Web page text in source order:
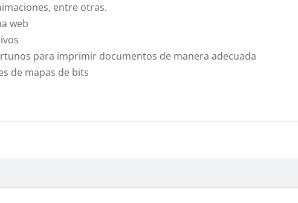
entre otras.
web
para imprimir documentos de manera adecuada
de mapas de bits